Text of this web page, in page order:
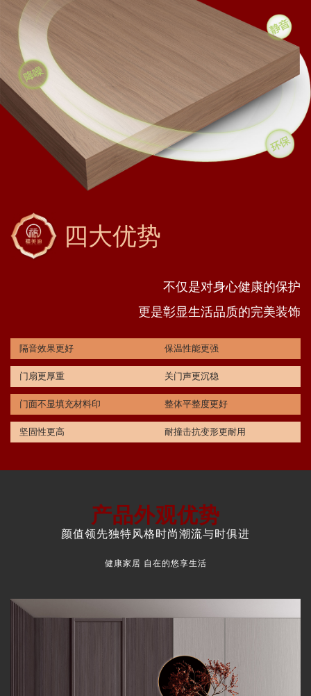
四大优势
不仅是对身心健康的保护
更是彰显生活品质的完美装饰
隔音效果更好 保温性能更强
门扇更厚重 关门声更沉稳
门面不显填充材料印 整体平整度更好
坚固性更高 耐撞击抗变形更耐用
产品外观优势
颜值领先独特风格时尚潮流与时俱进
健康家居 自在的悠享生活